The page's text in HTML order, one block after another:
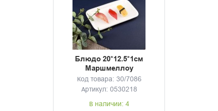
Блюдо 20*12.5*1см
Маршмеллоу
Код товара: 30/7086
Артикул: 0530218
В наличии: 4